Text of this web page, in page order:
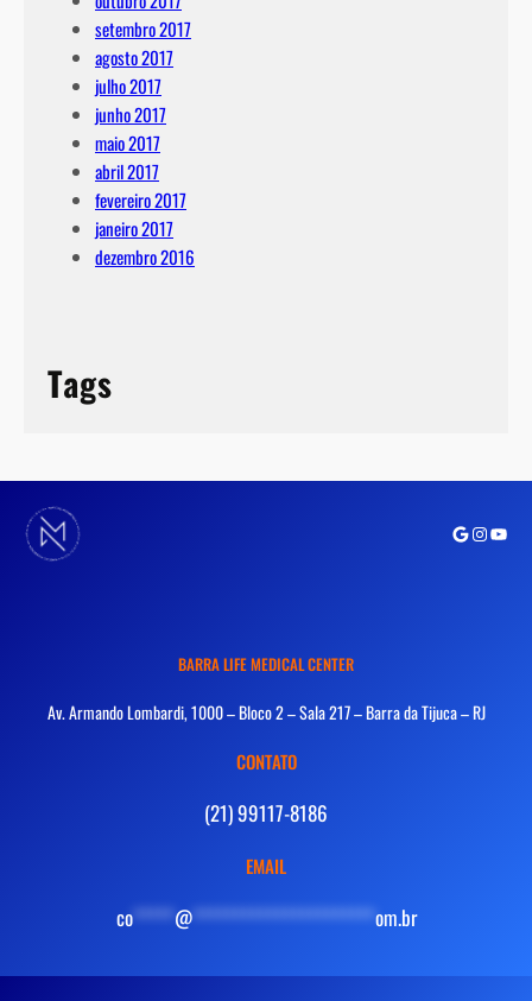
setembro 2017
agosto 2017
julho 2017
junho 2017
maio 2017
abril 2017
fevereiro 2017
janeiro 2017
dezembro 2016
Tags
Google
BARRA LIFE MEDICAL CENTER
Av. Armando Lombardi, 1000 – Bloco 2 – Sala 217 – Barra da Tijuca – RJ
CONTATO
(21) 99117-8186
EMAIL
co*****@**********************om.br